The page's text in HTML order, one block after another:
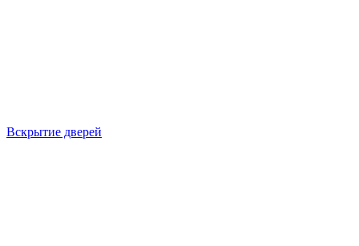
Вскрытие дверей